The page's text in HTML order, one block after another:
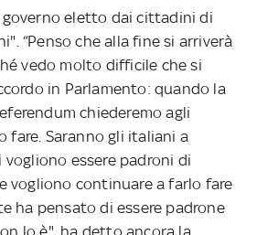
eletto dai cittadini di
“Penso che alla fine si arriverà
vedo molto difficile che si
in Parlamento: quando la
chiederemo agli
fare. Saranno gli italiani a
vogliono essere padroni di
vogliono continuare a farlo fare
ha pensato di essere padrone
lo è", ha detto ancora la